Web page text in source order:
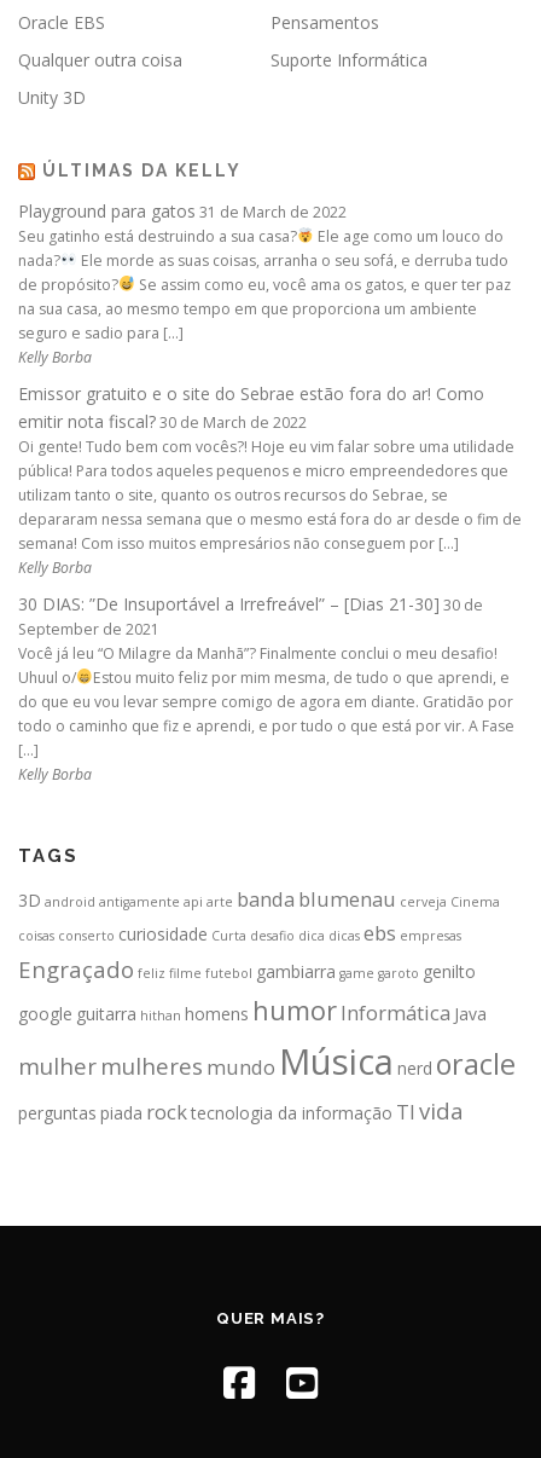
Oracle EBS
Pensamentos
Qualquer outra coisa
Suporte Informática
Unity 3D
ÚLTIMAS DA KELLY
Playground para gatos 31 de March de 2022
Seu gatinho está destruindo a sua casa?
Ele age como um louco do
nada?
Ele morde as suas coisas, arranha o seu sofá, e derruba tudo
de propósito?
Se assim como eu, você ama os gatos, e quer ter paz
na sua casa, ao mesmo tempo em que proporciona um ambiente
seguro e sadio para […]
Kelly Borba
Emissor gratuito e o site do Sebrae estão fora do ar! Como
emitir nota fiscal?30 de March de 2022
Oi gente! Tudo bem com vocês?! Hoje eu vim falar sobre uma utilidade
pública! Para todos aqueles pequenos e micro empreendedores que
utilizam tanto o site, quanto os outros recursos do Sebrae, se
depararam nessa semana que o mesmo está fora do ar desde o fim de
semana! Com isso muitos empresários não conseguem por […]
Kelly Borba
30 DIAS: ”De Insuportável a Irrefreável” – [Dias 21-30] 30 de
September de 2021
Você já leu “O Milagre da Manhã”? Finalmente conclui o meu desafio!
Uhuul o/
Estou muito feliz por mim mesma, de tudo o que aprendi, e
do que eu vou levar sempre comigo de agora em diante. Gratidão por
todo o caminho que fiz e aprendi, e por tudo o que está por vir. A Fase
[…]
Kelly Borba
TAGS
3D android antigamente api arte banda blumenau cerveja Cinema
coisas conserto curiosidade Curta desafio dica dicas ebs empresas
Engraçado feliz filme futebol gambiarra game garoto genilto
google guitarra hithan homens humorInformática Java
mulher mulheres mundo Música nerd oracle
perguntas piada rocktecnologia da informação TI vida
QUER MAIS?